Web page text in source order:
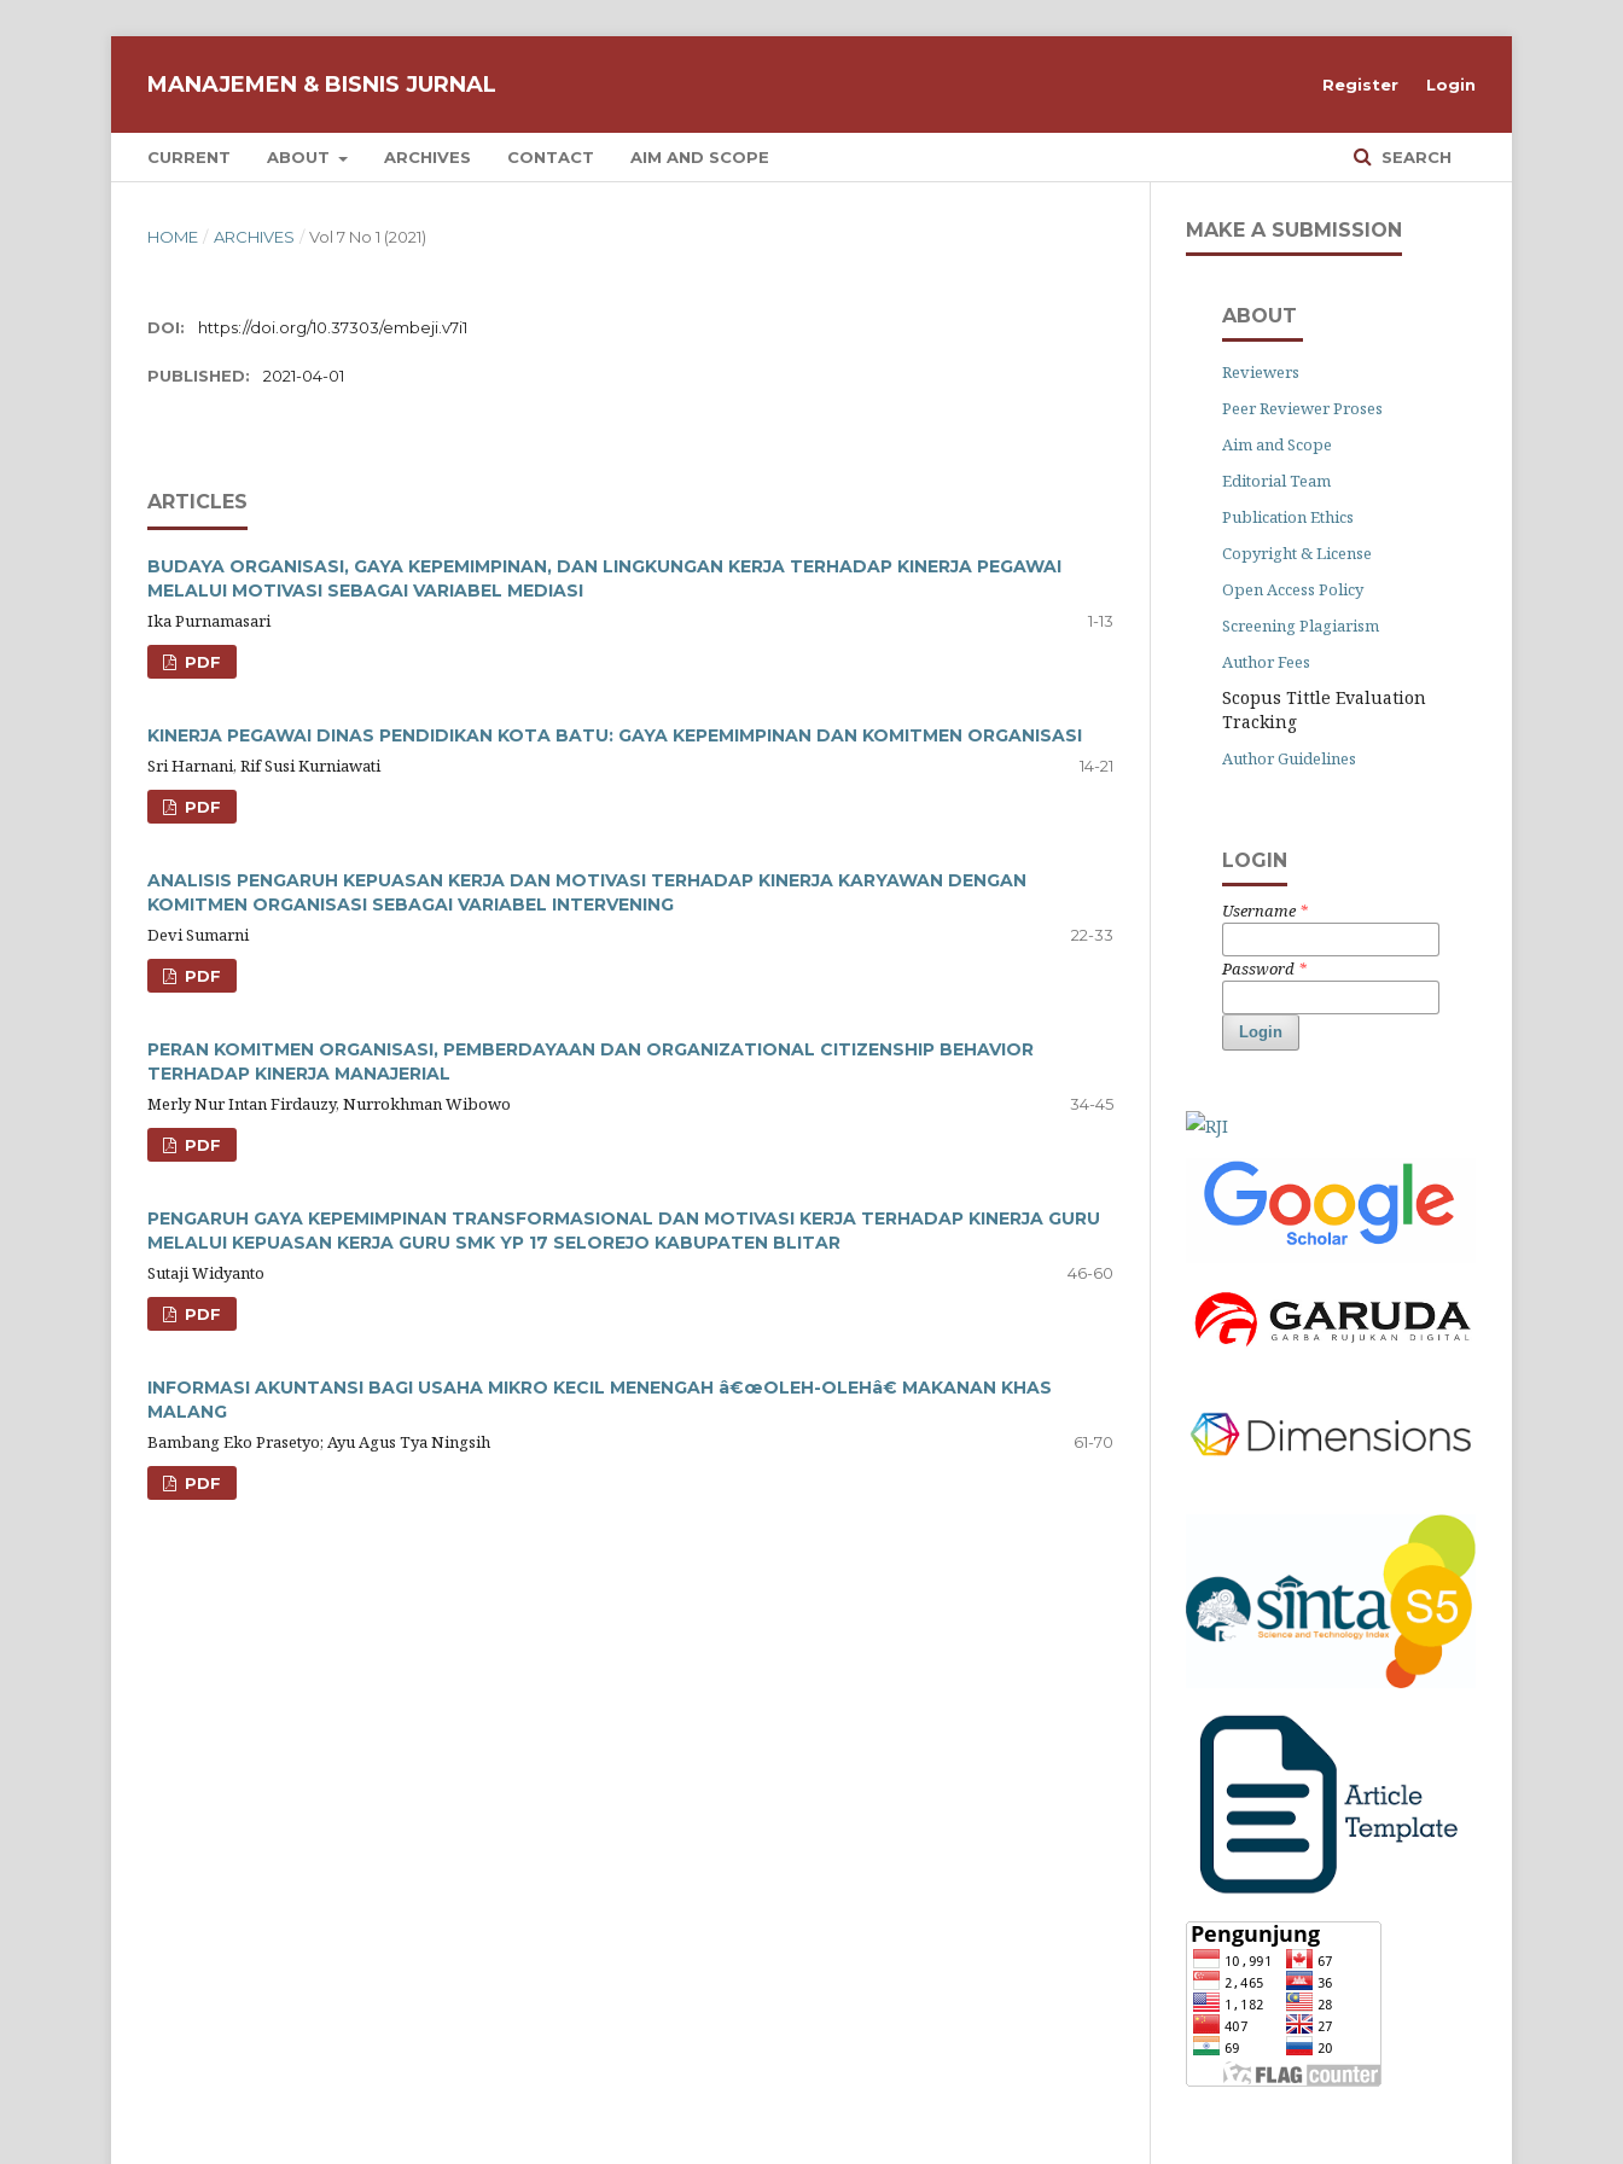
MANAJEMEN & BISNIS JURNAL
CURRENT ABOUT ARCHIVES CONTACT AIM AND SCOPE SEARCH
Register Login
HOME / ARCHIVES / Vol 7 No 1 (2021)
DOI: https://doi.org/10.37303/embeji.v7i1
PUBLISHED: 2021-04-01
ARTICLES
BUDAYA ORGANISASI, GAYA KEPEMIMPINAN, DAN LINGKUNGAN KERJA TERHADAP KINERJA PEGAWAI
MELALUI MOTIVASI SEBAGAI VARIABEL MEDIASI
Ika Purnamasari
1-13
PDF
KINERJA PEGAWAI DINAS PENDIDIKAN KOTA BATU: GAYA KEPEMIMPINAN DAN KOMITMEN ORGANISASI
Sri Harnani, Rif Susi Kurniawati
14-21
PDF
ANALISIS PENGARUH KEPUASAN KERJA DAN MOTIVASI TERHADAP KINERJA KARYAWAN DENGAN
KOMITMEN ORGANISASI SEBAGAI VARIABEL INTERVENING
Devi Sumarni
22-33
PDF
PERAN KOMITMEN ORGANISASI, PEMBERDAYAAN DAN ORGANIZATIONAL CITIZENSHIP BEHAVIOR
TERHADAP KINERJA MANAJERIAL
Merly Nur Intan Firdauzy, Nurrokhman Wibowo
34-45
PDF
PENGARUH GAYA KEPEMIMPINAN TRANSFORMASIONAL DAN MOTIVASI KERJA TERHADAP KINERJA GURU
MELALUI KEPUASAN KERJA GURU SMK YP 17 SELOREJO KABUPATEN BLITAR
Sutaji Widyanto
46-60
PDF
INFORMASI AKUNTANSI BAGI USAHA MIKRO KECIL MENENGAH â€œOLEH-OLEHâ€ MAKANAN KHAS
MALANG
Bambang Eko Prasetyo; Ayu Agus Tya Ningsih
61-70
PDF
MAKE A SUBMISSION
ABOUT
Reviewers
Peer Reviewer Proses
Aim and Scope
Editorial Team
Publication Ethics
Copyright & License
Open Access Policy
Screening Plagiarism
Author Fees
Scopus Tittle Evaluation
Tracking
Author Guidelines
LOGIN
Username *
Password *
Login